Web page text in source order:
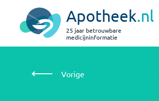
Apotheek.nl
25 jaar betrouwbare
medicijninformatie
Stofwisselingsziekte
Vorige